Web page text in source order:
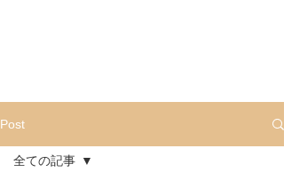
Post
全ての記事